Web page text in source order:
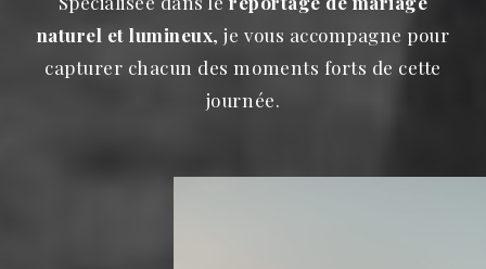
naturel et lumineux, je vous accompagne pour
capturer chacun des moments forts de cette
journée.